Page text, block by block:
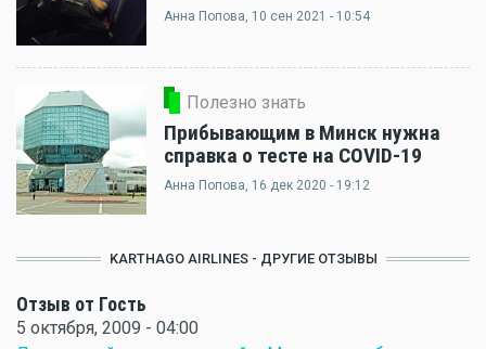
Анна Попова, 10 сен 2021 - 10:54
Полезно знать
Прибывающим в Минск нужна
справка о тесте на COVID-19
Анна Попова, 16 дек 2020 - 19:12
KARTHAGO AIRLINES - ДРУГИЕ ОТЗЫВЫ
Отзыв от Гость
5 октября, 2009 - 04:00